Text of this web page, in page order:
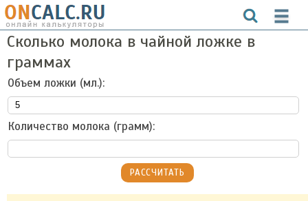
Сколько молока в чайной ложке в
граммах
Объем ложки (мл.):
Количество молока (грамм):